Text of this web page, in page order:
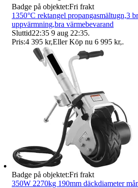
Badge på objektet:Fri frakt
1350°C rektangel propangasmältugn,3
uppvärmning,bra värmebevarand
Sluttid22:35 9 aug 22:35.
Pris:4 395 kr,Eller Köp nu 6 995 kr,.
Badge på objektet:Fri frakt
350W 2270kg 190mm däckdiameter